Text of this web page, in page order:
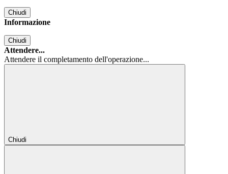
Chiudi
Informazione
Chiudi
Attendere...
Attendere il completamento dell'operazione...
Chiudi